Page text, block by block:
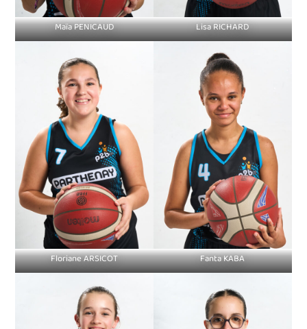
Maïa PENICAUD Lisa RICHARD
Floriane ARSICOT Fanta KABA